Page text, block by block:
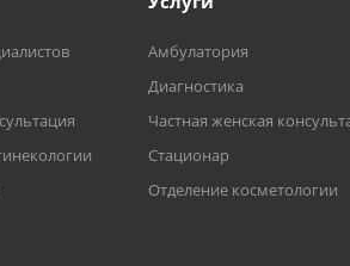
Амбулатория
Диагностика
Частная женская
Стационар
Отделение косметологии